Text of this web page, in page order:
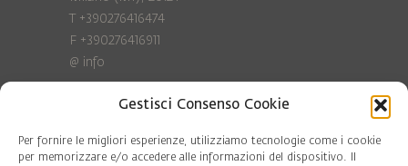
Gestisci Consenso Cookie
Per fornire le migliori esperienze, utilizziamo tecnologie come i cookie
per memorizzare e/o accedere alle informazioni del dispositivo. Il
T +390276416474
F +390276416911
@ info
Privacy Policy
Cookie policy